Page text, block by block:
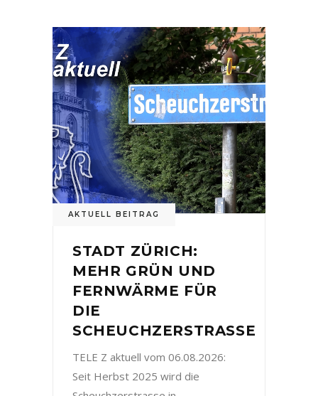
AKTUELL BEITRAG
STADT ZÜRICH:
MEHR GRÜN UND
FERNWÄRME FÜR
DIE
SCHEUCHZERSTRASSE
TELE Z aktuell vom 06.08.2026:
Seit Herbst 2025 wird die